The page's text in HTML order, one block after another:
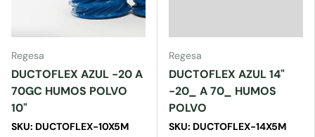
Regesa
DUCTOFLEX AZUL -20 A
70GC HUMOS POLVO
10"
SKU: DUCTOFLEX-10X5M
Regesa
DUCTOFLEX AZUL 14"
-20_ A 70_ HUMOS
POLVO
SKU: DUCTOFLEX-14X5M